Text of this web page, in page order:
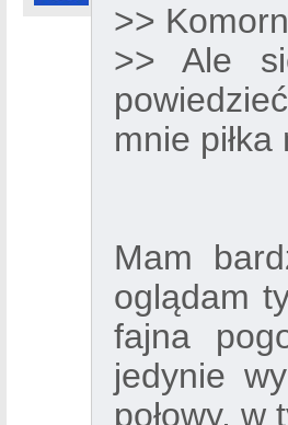
>>
>> Ale
mnie
Mam
oglądam
fajna
jedynie
połowy, w